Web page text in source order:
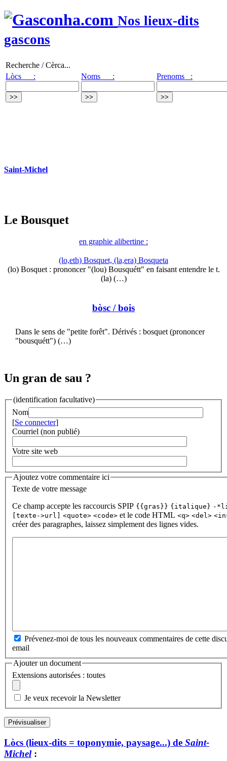
Nos lieux-dits
gascons
Recherche / Cèrca...
Lòcs :
Noms : Prenoms :
Saint-Michel
Le Bousquet
en graphie alibertine :
(lo,eth) Bosquet, (la,era) Bosqueta
(lo) Bosquet : prononcer "(lou) Bousquétt" en faisant entendre le t.
(la) (…)
bòsc / bois
Dans le sens de "petite forêt". Dérivés : bosquet (prononcer
"bousquétt") (…)
Un gran de sau ?
(identification facultative)
Nom
[Se connecter]
Courriel (non publié)
Votre site web
Ajoutez votre commentaire ici
Texte de votre message
Ce champ accepte les raccourcis SPIP {{gras}} {italique} -
[texte->url]
<quote> <code> et le code HTML <q> <del>
créer des paragraphes, laissez simplement des lignes vides.
Prévenez-moi de tous les nouveaux commentaires de cette
email
Ajouter un document
Extensions autorisées : toutes
Je veux recevoir la Newsletter
Lòcs (lieux-dits = toponymie, paysage...) de Saint-
Michel: